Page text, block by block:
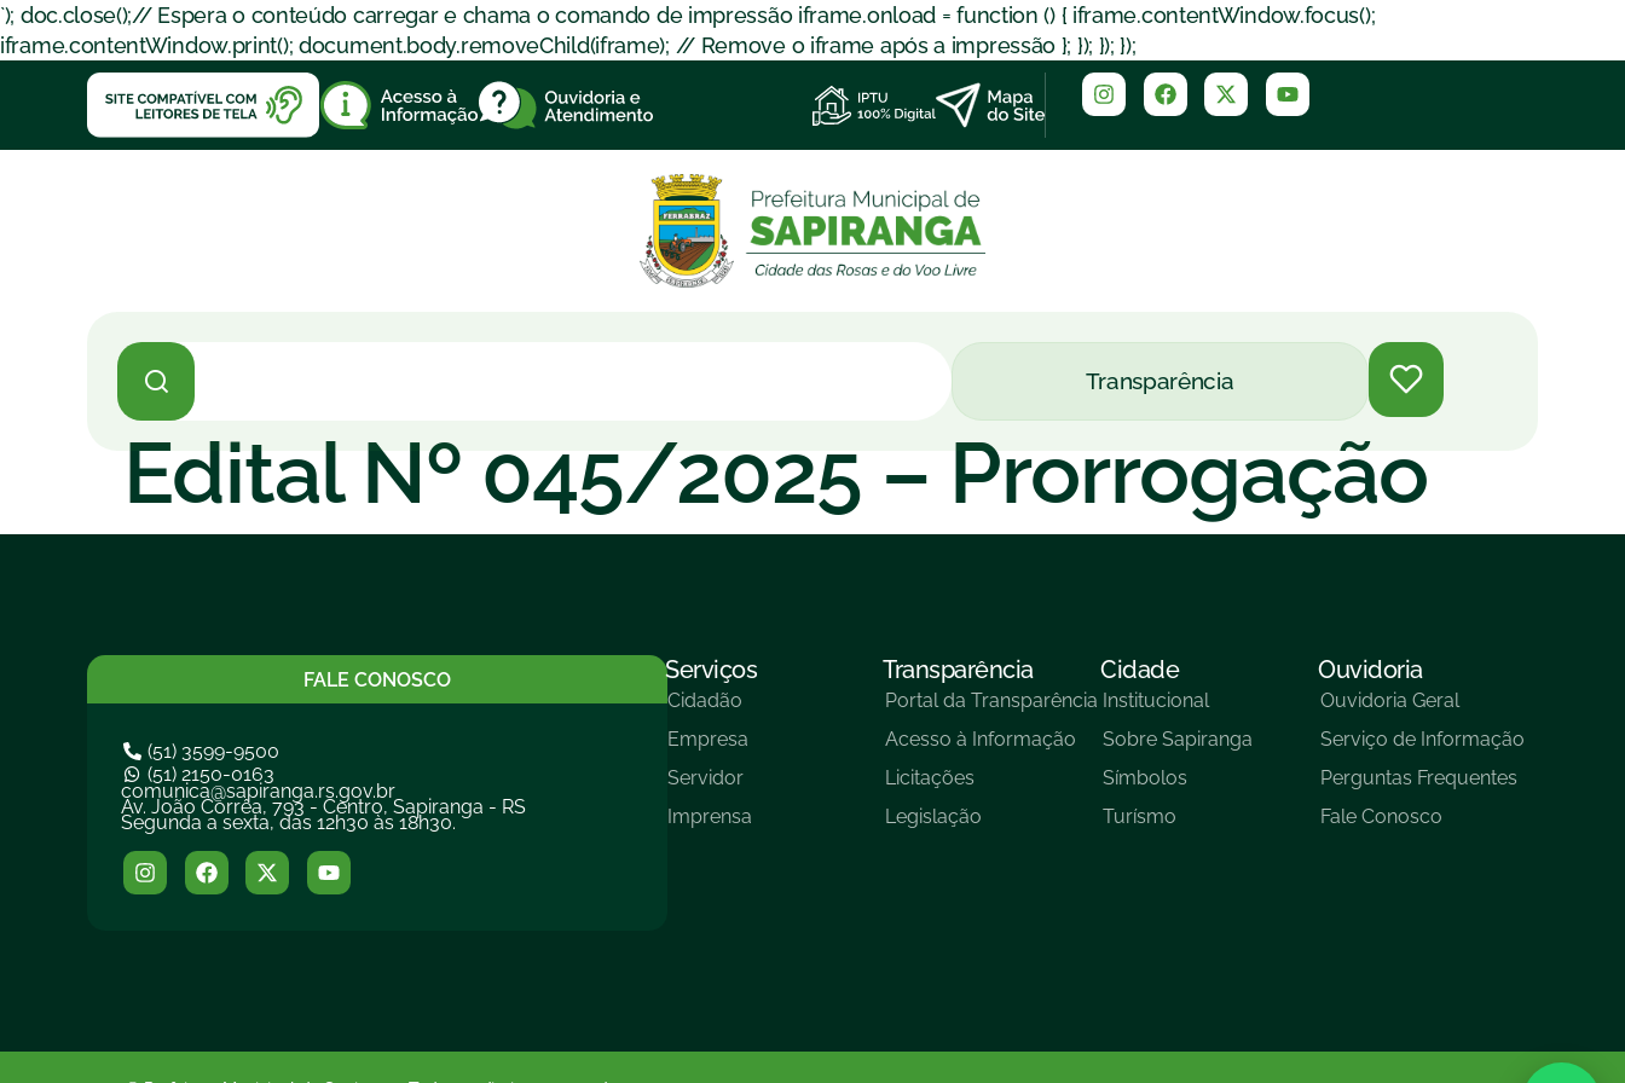
`); doc.close();// Espera o conteúdo carregar e chama o comando de impressão iframe.onload = function () { iframe.contentWindow.focus();
iframe.contentWindow.print(); document.body.removeChild(iframe); // Remove o iframe após a impressão }; }); }); });
Transparência
Edital Nº 045/2025 – Prorrogação
FALE CONOSCO
(51) 3599-9500
(51) 2150-0163
comunica@sapiranga.rs.gov.br
Av. João Corrêa, 793 - Centro, Sapiranga - RS
Segunda a sexta, das 12h30 às 18h30.
Serviços
Cidadão
Empresa
Servidor
Imprensa
Transparência
Portal da Transparência
Acesso à Informação
Licitações
Legislação
Cidade
Institucional
Sobre Sapiranga
Símbolos
Turísmo
Ouvidoria
Ouvidoria Geral
Serviço de Informação
Perguntas Frequentes
Fale Conosco